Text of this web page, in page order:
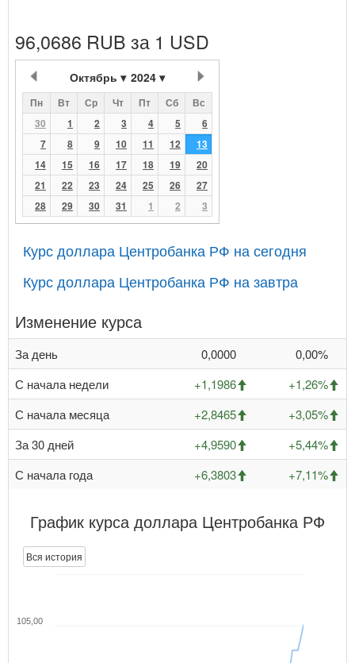
96,0686 RUB за 1 USD
Октябрь 2024
Пн Вт Ср Чт Пт Сб
Вс
30
1 2 3 4 5
6
7
8 9 10 11 12
13
14
15 16 17 18 19
20
21
22 23 24 25 26
27
28
29 30 31 1 2 3
Курс доллара Центробанка РФ на сегодня
Курс доллара Центробанка РФ на завтра
Изменение курса
За день 0,0000
0,00%
С начала недели
+1,1986
+1,26%
С начала месяца
+2,8465
+3,05%
За 30 дней
+4,9590
+5,44%
С начала года
+6,3803 +7,11%
График курса доллара Центробанка РФ
Вся история
105,00